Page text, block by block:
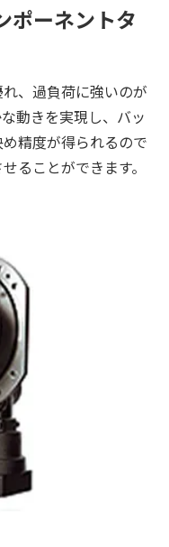
ポーネントタ
、過負荷に強いのが
動きを実現し、バッ
精度が得られるので
ることができます。